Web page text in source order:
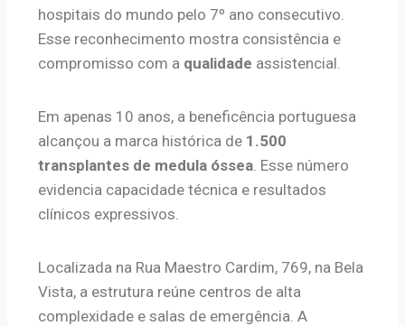
hospitais do mundo pelo 7º ano consecutivo.
Esse reconhecimento mostra consistência e
compromisso com a qualidade assistencial.
Em apenas 10 anos, a beneficência portuguesa
alcançou a marca histórica de 1.500
transplantes de medula óssea . Esse número
evidencia capacidade técnica e resultados
clínicos expressivos.
Localizada na Rua Maestro Cardim, 769, na Bela
Vista, a estrutura reúne centros de alta
complexidade e salas de emergência. A